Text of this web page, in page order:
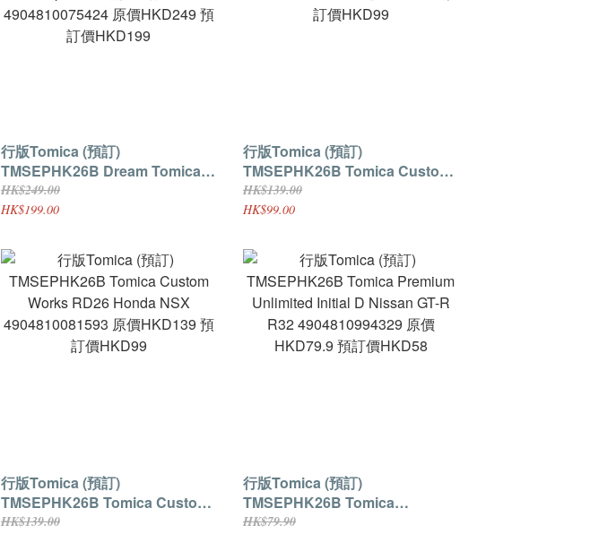
行版Tomica (預訂)
TMSEPHK26B Dream Tomica-
Grand Dream Carry Winnie the
pooh 不包括車仔
訂價HKD199
HK$249.00
HK$199.00
行版Tomica (預訂)
TMSEPHK26B Tomica Custom
Works TQ26 Nissan Silvia
4904810082064 原價HKD139 預
HK$139.00
HK$99.00
行版Tomica (預訂)
TMSEPHK26B Tomica Custom
Works RD26 Honda NSX
HK$139.00
行版Tomica (預訂)
TMSEPHK26B Tomica
Premium Unlimited Initial D
HK$79.90